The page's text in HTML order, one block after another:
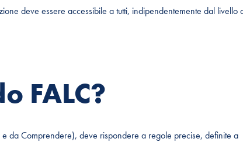
deve essere accessibile a tutti, indipendentemente dal livello
FALC?
e da Comprendere), deve rispondere a regole precise, definite a